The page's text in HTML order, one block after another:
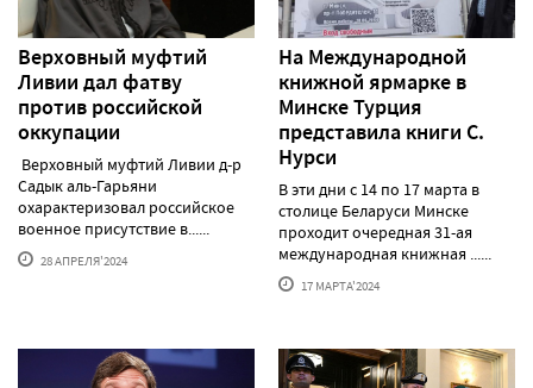
Верховный муфтий
Ливии дал фатву
против российской
оккупации
Верховный муфтий Ливии д-р
Садык аль-Гарьяни
охарактеризовал российское
военное присутствие в......
28 АПРЕЛЯ'2024
На Международной
книжной ярмарке в
Минске Турция
представила книги С.
Нурси
В эти дни с 14 по 17 марта в
столице Беларуси Минске
проходит очередная 31-ая
международная книжная ......
17 МАРТА'2024